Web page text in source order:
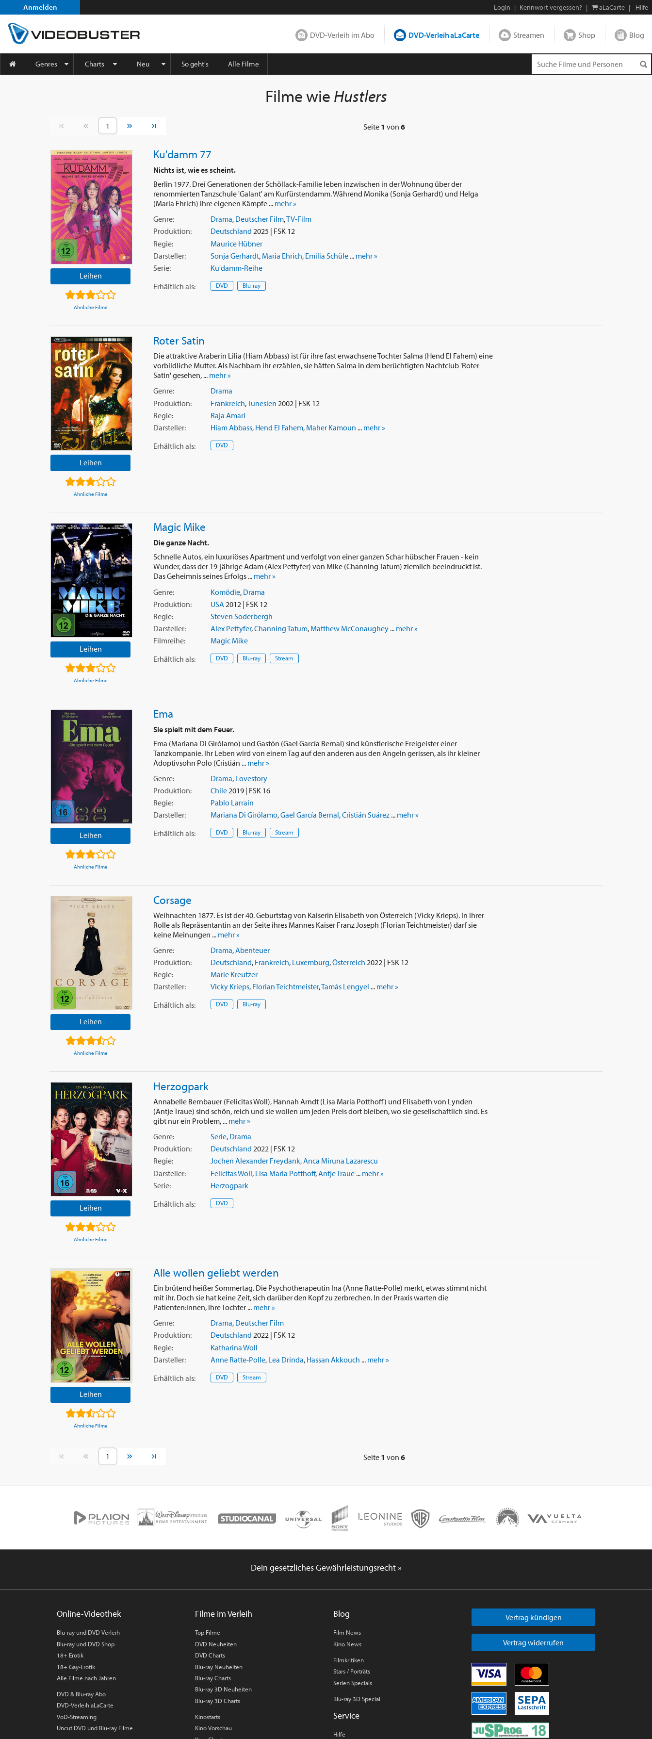
Anmelden Login | Kennwort vergessen? | aLaCarte | Hilfe
DVD-Verleih im Abo DVD-Verleih aLaCarte Streamen Shop Blog
Genres Charts Neu So geht's Alle Filme
Filme wie Hustlers
Vorherige Seite Nächste Seite Seite 1 von 6
Leihen
Ähnliche Filme
Ku'damm 77
Nichts ist, wie es scheint.
Berlin 1977. Drei Generationen der Schöllack-Familie leben inzwischen in der Wohnung über der
renommierten Tanzschule 'Galant' am Kurfürstendamm. Während Monika (Sonja Gerhardt) und Helga
(Maria Ehrich) ihre eigenen Kämpfe ... mehr »
Genre:
Drama, Deutscher Film,TV-Film
Produktion:
Deutschland 2025 | FSK 12
Regie:
Maurice Hübner
Darsteller:
Sonja Gerhardt, Maria Ehrich, Emilia Schüle... mehr »
Serie:
Ku'damm-Reihe
Erhältlich als: DVD Blu-ray
Leihen
Ähnliche Filme
Roter Satin
Die attraktive Araberin Lilia (Hiam Abbass) ist für ihre fast erwachsene Tochter Salma (Hend El Fahem) eine
vorbildliche Mutter. Als Nachbarn ihr erzählen, sie hätten Salma in dem berüchtigten Nachtclub 'Roter
Satin' gesehen, ... mehr »
Genre:
Drama
Produktion:
Frankreich,Tunesien 2002 | FSK 12
Regie:
Raja Amari
Darsteller:
Hiam Abbass, Hend El Fahem, Maher Kamoun ... mehr »
Erhältlich als: DVD
Leihen
Ähnliche Filme
Magic Mike
Die ganze Nacht.
Schnelle Autos, ein luxuriöses Apartment und verfolgt von einer ganzen Schar hübscher Frauen - kein
Wunder, dass der 19-jährige Adam (Alex Pettyfer) von Mike (Channing Tatum) ziemlich beeindruckt ist.
Das Geheimnis seines Erfolgs ... mehr »
Genre:
Komödie, Drama
Produktion:
USA 2012 | FSK 12
Regie:
Steven Soderbergh
Darsteller:
Alex Pettyfer,Channing Tatum, Matthew McConaughey... mehr »
Filmreihe:
Magic Mike
Erhältlich als: DVD Blu-ray Stream
Leihen
Ähnliche Filme
Ema
Sie spielt mit dem Feuer.
Ema (Mariana Di Girólamo) und Gastón (Gael García Bernal) sind künstlerische Freigeister einer
Tanzkompanie. Ihr Leben wird von einem Tag auf den anderen aus den Angeln gerissen, als ihr kleiner
Adoptivsohn Polo (Cristián ... mehr »
Genre:
Drama, Lovestory
Produktion:
Chile2019 | FSK 16
Regie:
Pablo Larraín
Darsteller:
Mariana Di Girólamo,Gael García Bernal,Cristián Suárez... mehr »
Erhältlich als: DVD Blu-ray Stream
Leihen
Ähnliche Filme
Corsage
Weihnachten 1877. Es ist der 40. Geburtstag von Kaiserin Elisabeth von Österreich (Vicky Krieps). In ihrer
Rolle als Repräsentantin an der Seite ihres Mannes Kaiser Franz Joseph (Florian Teichtmeister) darf sie
keine Meinungen ... mehr »
Genre:
Drama,Abenteuer
Produktion:
Deutschland, Frankreich, Luxemburg,Österreich 2022 | FSK 12
Regie:
Marie Kreutzer
Darsteller:
Vicky Krieps, Florian Teichtmeister,Tamás Lengyel ... mehr »
Erhältlich als: DVD Blu-ray
Leihen
Ähnliche Filme
Herzogpark
Annabelle Bernbauer (Felicitas Woll), Hannah Arndt (Lisa Maria Potthoff) und Elisabeth von Lynden
(Antje Traue) sind schön, reich und sie wollen um jeden Preis dort bleiben, wo sie gesellschaftlich sind. Es
gibt nur ein Problem, ... mehr »
Genre:
Serie, Drama
Produktion:
Deutschland 2022 | FSK 12
Regie:
Jochen Alexander Freydank,Anca Miruna Lazarescu
Darsteller:
Felicitas Woll, Lisa Maria Potthoff,Antje Traue... mehr »
Serie:
Herzogpark
Erhältlich als: DVD
Leihen
Ähnliche Filme
Alle wollen geliebt werden
Ein brütend heißer Sommertag. Die Psychotherapeutin Ina (Anne Ratte-Polle) merkt, etwas stimmt nicht
mit ihr. Doch sie hat keine Zeit, sich darüber den Kopf zu zerbrechen. In der Praxis warten die
Patienten:innen, ihre Tochter ... mehr »
Genre:
Drama, Deutscher Film
Produktion:
Deutschland 2022 | FSK 12
Regie:
Katharina Woll
Darsteller:
Anne Ratte-Polle, Lea Drinda, Hassan Akkouch ... mehr »
Erhältlich als: DVD Stream
Vorherige Seite Nächste Seite Seite 1 von 6
Dein gesetzliches Gewährleistungsrecht »
Online-Videothek
Blu-ray und DVD Verleih
Blu-ray und DVD Shop
18+ Erotik
18+ Gay-Erotik
Alle Filme nach Jahren
DVD & Blu-ray Abo
DVD-Verleih aLaCarte
VoD-Streaming
Uncut DVD und Blu-ray Filme
Filme im Verleih
Top Filme
DVD Neuheiten
DVD Charts
Blu-ray Neuheiten
Blu-ray Charts
Blu-ray 3D Neuheiten
Blu-ray 3D Charts
Kinostarts
Kino Vorschau
Blog
Film News
Kino News
Filmkritiken
Stars / Porträts
Serien Specials
Blu-ray 3D Special
Service
Hilfe
Vertrag kündigen
Vertrag widerrufen